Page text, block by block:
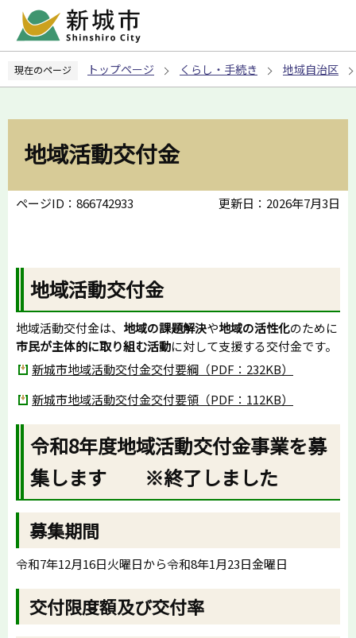
ペ
の
現在のページ トップページ くらし・手続き 地域自治区
地域活動交付金
ページID：866742933 更新日：2026年7月3日
地域活動交付金
地域活動交付金は、 地域の課題解決や地域の活性化のために
市民が主体的に取り組む活動に対して支援する交付金です。
新城市地域活動交付金交付要綱（PDF：232KB）
新城市地域活動交付金交付要領（PDF：112KB）
令和8年度地域活動交付金事業を募
集します ※終了しました
募集期間
令和7年12月16日火曜日から令和8年1月23日金曜日
交付限度額及び交付率